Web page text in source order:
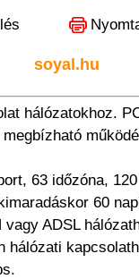
soyal.hu
hálózatokhoz.
63 időzóna,
60
ADSL